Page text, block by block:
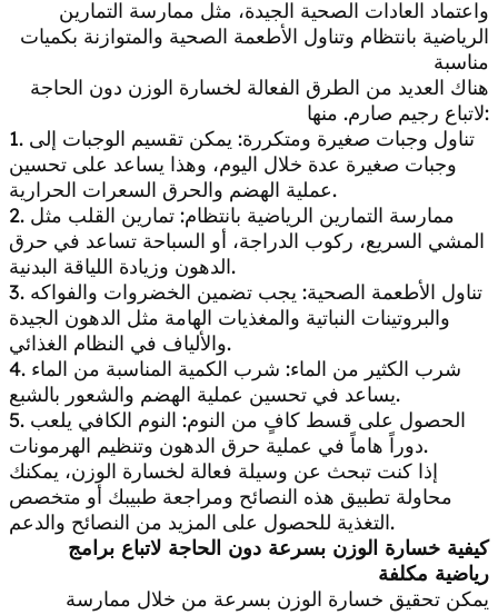
واعتماد العادات الصحية الجيدة، مثل ممارسة التمارين
الرياضية بانتظام وتناول الأطعمة الصحية والمتوازنة بكميات
مناسبة
هناك العديد من الطرق الفعالة لخسارة الوزن دون الحاجة
لاتباع رجيم صارم. منها:
1. تناول وجبات صغيرة ومتكررة: يمكن تقسيم الوجبات إلى
وجبات صغيرة عدة خلال اليوم، وهذا يساعد على تحسين
عملية الهضم والحرق السعرات الحرارية.
2. ممارسة التمارين الرياضية بانتظام: تمارين القلب مثل
المشي السريع، ركوب الدراجة، أو السباحة تساعد في حرق
الدهون وزيادة اللياقة البدنية.
3. تناول الأطعمة الصحية: يجب تضمين الخضروات والفواكه
والبروتينات النباتية والمغذيات الهامة مثل الدهون الجيدة
والألياف في النظام الغذائي.
4. شرب الكثير من الماء: شرب الكمية المناسبة من الماء
يساعد في تحسين عملية الهضم والشعور بالشبع.
5. الحصول على قسط كافٍ من النوم: النوم الكافي يلعب
دوراً هاماً في عملية حرق الدهون وتنظيم الهرمونات.
إذا كنت تبحث عن وسيلة فعالة لخسارة الوزن، يمكنك
محاولة تطبيق هذه النصائح ومراجعة طبيبك أو متخصص
التغذية للحصول على المزيد من النصائح والدعم.
كيفية خسارة الوزن بسرعة دون الحاجة لاتباع برامج
رياضية مكلفة
يمكن تحقيق خسارة الوزن بسرعة من خلال ممارسة